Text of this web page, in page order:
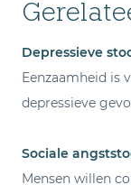
Depressieve
Eenzaamheid is
depressieve
Sociale
Mensen willen